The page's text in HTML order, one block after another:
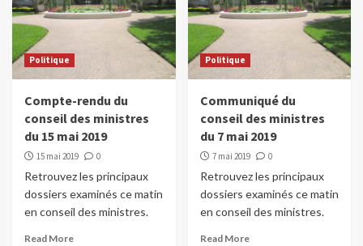
Politique
Compte-rendu du
conseil des ministres
du 15 mai 2019
15 mai 2019 0
Retrouvez les principaux
dossiers examinés ce matin
en conseil des ministres.
Read More
Politique
Communiqué du
conseil des ministres
du 7 mai 2019
7 mai 2019 0
Retrouvez les principaux
dossiers examinés ce matin
en conseil des ministres.
Read More